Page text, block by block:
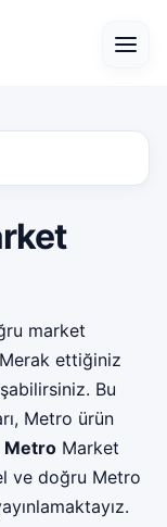
market
ettiğiniz
Bu
, Metro ürün
Metro Market
ve doğru Metro